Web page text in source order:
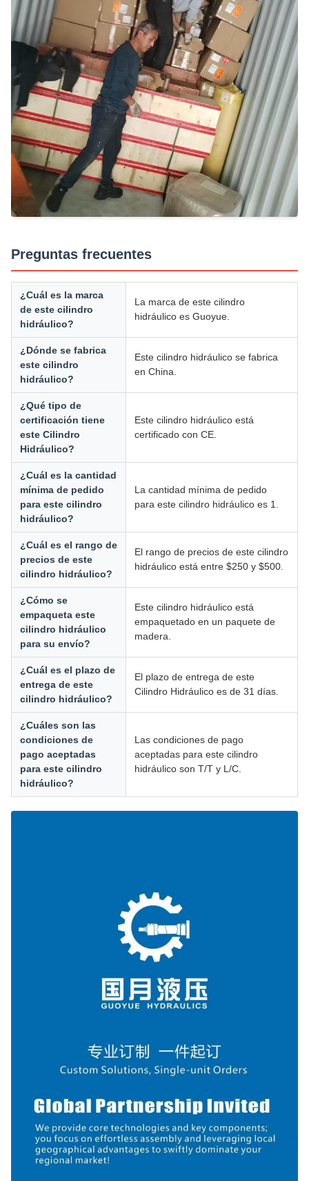
Preguntas frecuentes
¿Cuál es la marca
de este cilindro
hidráulico?
La marca de este cilindro
hidráulico es Guoyue.
¿Dónde se fabrica
este cilindro
hidráulico?
Este cilindro hidráulico se fabrica
en China.
¿Qué tipo de
certificación tiene
este Cilindro
Hidráulico?
Este cilindro hidráulico está
certificado con CE.
¿Cuál es la cantidad
mínima de pedido
para este cilindro
hidráulico?
La cantidad mínima de pedido
para este cilindro hidráulico es 1.
¿Cuál es el rango de
precios de este
cilindro hidráulico?
El rango de precios de este cilindro
hidráulico está entre $250 y $500.
¿Cómo se
empaqueta este
cilindro hidráulico
para su envío?
Este cilindro hidráulico está
empaquetado en un paquete de
madera.
¿Cuál es el plazo de
entrega de este
cilindro hidráulico?
El plazo de entrega de este
Cilindro Hidráulico es de 31 días.
¿Cuáles son las
condiciones de
pago aceptadas
para este cilindro
hidráulico?
Las condiciones de pago
aceptadas para este cilindro
hidráulico son T/T y L/C.